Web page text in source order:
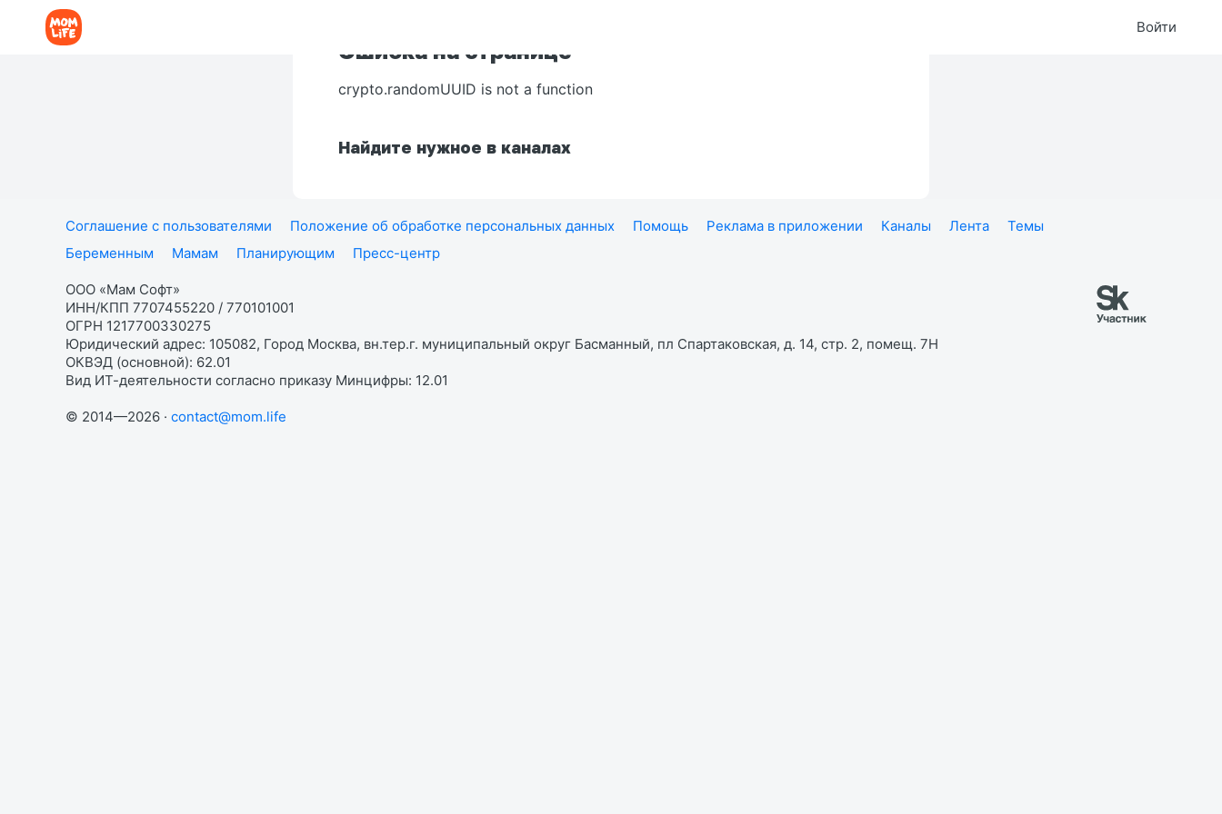
Войти
Ошибка на странице
crypto.randomUUID is not a function
Найдите нужное в каналах
Соглашение с пользователями Положение об обработке персональных данных Помощь Реклама в приложении Каналы Лента
Темы
Беременным
Мамам Планирующим Пресс-центр
ООО «Мам Софт»
ИНН/КПП 7707455220 / 770101001
ОГРН 1217700330275
Юридический адрес: 105082, Город Москва, вн.тер.г. муниципальный округ Басманный, пл Спартаковская, д. 14, стр. 2, помещ. 7Н
ОКВЭД (основной): 62.01
Вид ИТ-деятельности согласно приказу Минцифры: 12.01
© 2014—2026 · contact@mom.life